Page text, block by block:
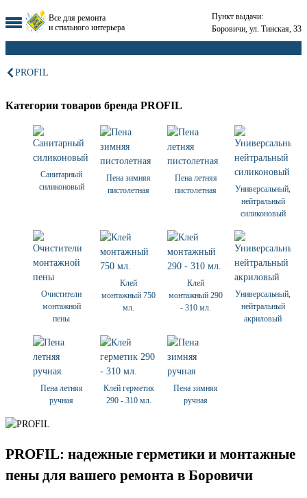
Все для ремонта
и стильного интерьера
Пункт выдачи:
Боровичи, ул. Тинская, 33
PROFIL
Категории товаров бренда PROFIL
Санитарный
силиконовый
Пена зимняя
пистолетная
Пена летняя
пистолетная
Универсальный,
нейтральный
силиконовый
Очистители
монтажной
пены
Клей
монтажный 750
мл.
Клей
монтажный 290
- 310 мл.
Универсальный,
нейтральный
акриловый
Пена летняя
ручная
Клей герметик
290 - 310 мл.
Пена зимняя
ручная
PROFIL: надежные герметики и монтажные
пены для вашего ремонта в Боровичи